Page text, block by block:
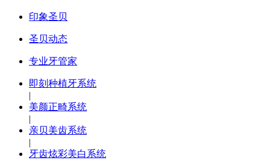
印象圣贝
圣贝动态
专业牙管家
即刻种植牙系统
|
美颜正畸系统
|
亲贝美齿系统
|
牙齿炫彩美白系统